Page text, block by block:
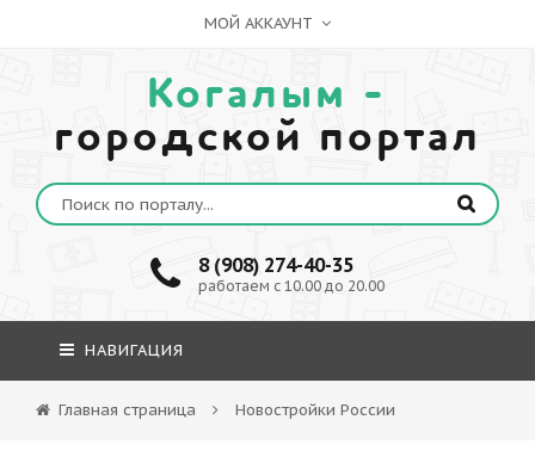
МОЙ АККАУНТ
Когалым -
городской портал
8 (908) 274-40-35
работаем с 10.00 до 20.00
НАВИГАЦИЯ
Главная страница Новостройки России